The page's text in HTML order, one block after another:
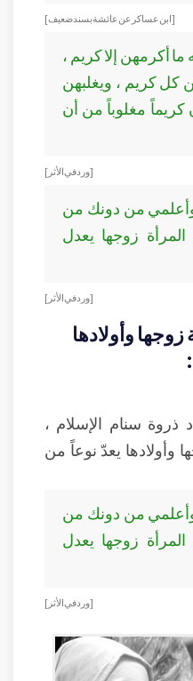
[ ابن عساكر عن عائشة بسند ضعيف ]
ما أكرمهن إلا كريم ،
كل كريم ، ويغلبهن
كريماً مغلوباً من أن
[ ورد في الأثر ]
وأعلمي من دونك من
زوجها يعدل
[ ورد في الأثر ]
وأولادها
سنام الإسلام ،
يعدّ نوعاً من
وأعلمي من دونك من
زوجها يعدل
[ ورد في الأثر ]